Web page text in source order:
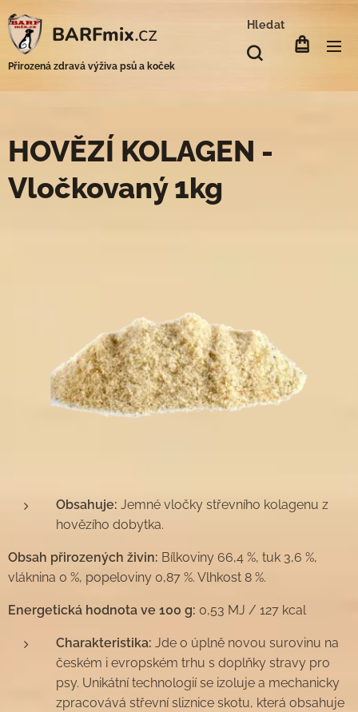
BARFmix.cz
Přirozená zdravá výživa psů a koček
Hledat
HOVĚZÍ KOLAGEN -
Vločkovaný 1kg
Obsahuje: Jemné vločky střevního kolagenu z
hovězího dobytka.
Obsah přirozených živin: Bílkoviny 66,4 %, tuk 3,6 %,
vláknina 0 %, popeloviny 0,87 %. Vlhkost 8 %.
Energetická hodnota ve 100 g: 0,53 MJ / 127 kcal
Charakteristika: Jde o úplně novou surovinu na
českém i evropském trhu s doplňky stravy pro
psy. Unikátní technologií se izoluje a mechanicky
zpracovává střevní sliznice skotu, která obsahuje